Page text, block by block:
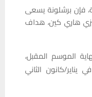
فإن برشلونة يسعى
هاري كين، هداف
الموسم المقبل،
يناير/كانون الثاني